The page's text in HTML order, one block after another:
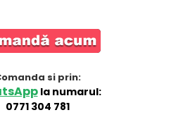
si prin:
la numarul:
0771 304 781